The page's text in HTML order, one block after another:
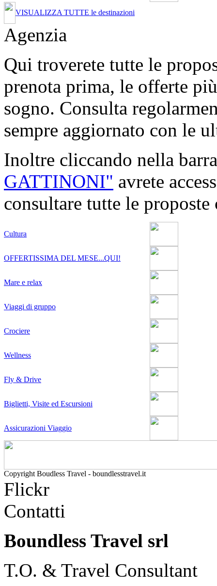
VISUALIZZA TUTTE le destinazioni
Agenzia
Qui troverete tutte le
prenota prima, le offerte
sogno. Consulta
sempre aggiornato con le
Inoltre cliccando nella
GATTINONI" avrete
consultare tutte le proposte
Cultura
OFFERTISSIMA DEL MESE...QUI!
Mare e relax
Viaggi di gruppo
Crociere
Wellness
Fly & Drive
Biglietti, Visite ed Escursioni
Assicurazioni Viaggio
Copyright Boudless Travel - boundlesstravel.it
Flickr
Contatti
Boundless Travel srl
T.O. & Travel Consultant